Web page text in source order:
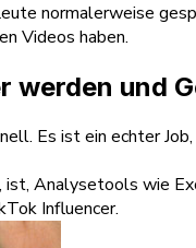
normalerweise
Videos haben.
werden und
Es ist ein echter
ist, Analysetools wie
Influencer.